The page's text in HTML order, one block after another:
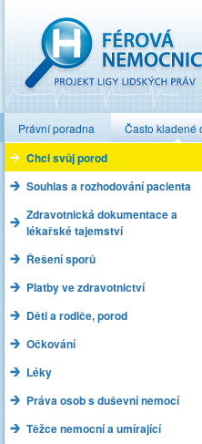
Právní poradna Často kladené
Chci svůj porod
Souhlas a rozhodování pacienta
Zdravotnická dokumentace a
lékařské tajemství
Řešení sporů
Platby ve zdravotnictví
Děti a rodiče, porod
Očkování
Léky
Práva osob s duševní nemocí
Těžce nemocní a umírající